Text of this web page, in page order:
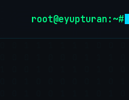
root@eyupturan:~#